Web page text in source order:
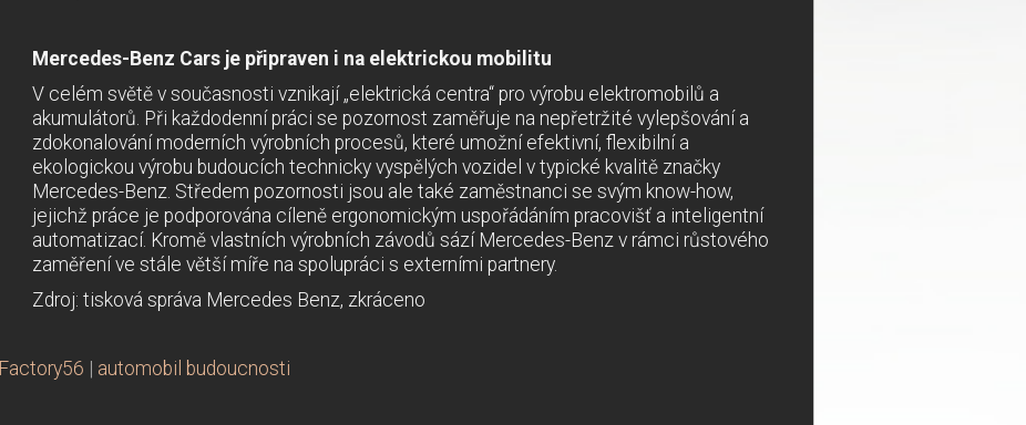
Mercedes-Benz Cars je připraven i na elektrickou mobilitu
V celém světě v současnosti vznikají „elektrická centra“ pro výrobu elektromobilů a
akumulátorů. Při každodenní práci se pozornost zaměřuje na nepřetržité vylepšování a
zdokonalování moderních výrobních procesů, které umožní efektivní, flexibilní a
ekologickou výrobu budoucích technicky vyspělých vozidel v typické kvalitě značky
Mercedes-Benz. Středem pozornosti jsou ale také zaměstnanci se svým know-how,
jejichž práce je podporována cíleně ergonomickým uspořádáním pracovišť a inteligentní
automatizací. Kromě vlastních výrobních závodů sází Mercedes-Benz v rámci růstového
zaměření ve stále větší míře na spolupráci s externími partnery.
Zdroj: tisková správa Mercedes Benz, zkráceno
Factory56 automobil budoucnosti